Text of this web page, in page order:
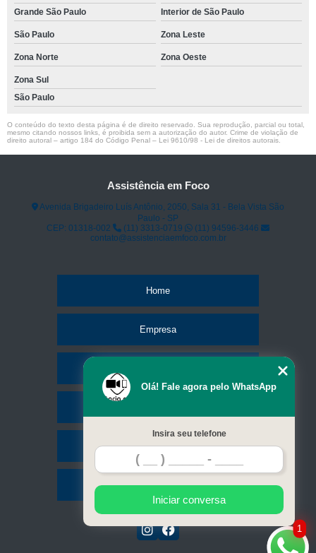
Grande São Paulo
Interior de São Paulo
São Paulo Zona Leste
Zona Norte Zona Oeste
Zona Sul
São Paulo
O conteúdo do texto desta página é de direito reservado. Sua reprodução, parcial ou total,
mesmo citando nossos links, é proibida sem a autorização do autor. Crime de violação de
direito autoral – artigo 184 do Código Penal – Lei 9610/98 - Lei de direitos autorais
Assistência em Foco
Avenida Brigadeiro Luís Antônio, 2050, Sala 31 - Bela Vista São
Paulo - SP
CEP: 01318-002
(11) 3313-0719
(11) 94596-3446
contato@assistenciaemfoco.com.br
Home
Empresa
Contato
Mapa do site
1
Olá! Fale agora pelo WhatsApp
Insira seu telefone
Iniciar conversa